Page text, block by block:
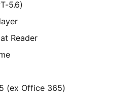
5.6)
Reader
(ex Office 365)